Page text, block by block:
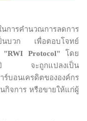
ารคำนวณการลดการ
ป็นบวก เพื่อตอบโจทย์
"RWI Protocol" โดย
ละปี จะถูกแปลงเป็น
อนเครดิตขององค์กร
กิจการ หรือขายให้แก่ผู้